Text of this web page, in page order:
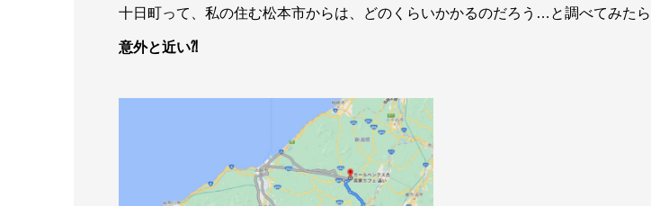
十日町って、私の住む松本市からは、どのくらいかかるのだろう…と調べてみたら
意外と近い⁈